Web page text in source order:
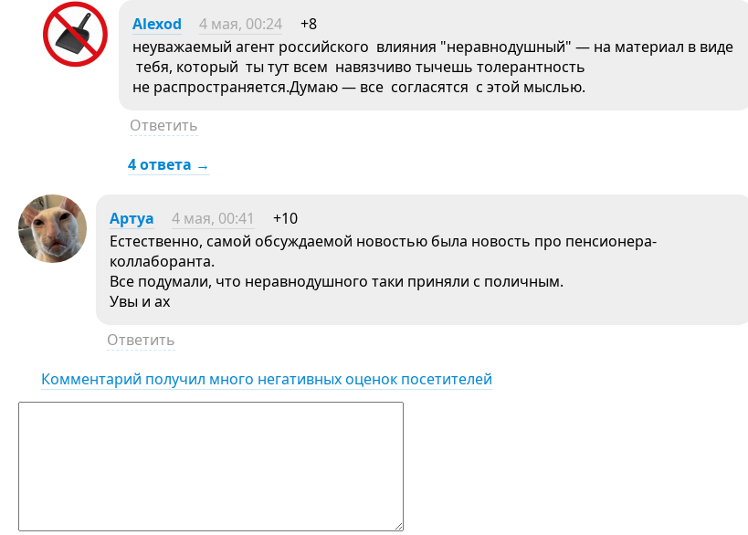
Alexod 4 мая, 00:24
+8
неуважаемый агент российского влияния "неравнодушный" — на материал в виде
тебя, который ты тут всем навязчиво тычешь толерантность
не распространяется.Думаю — все согласятся с этой мыслью.
Ответить
4 ответа →
Aртуа 4 мая, 00:41
+10
Естественно, самой обсуждаемой новостью была новость про пенсионера-
коллаборанта.
Все подумали, что неравнодушного таки приняли с поличным.
Увы и ах
Ответить
Комментарий получил много негативных оценок посетителей